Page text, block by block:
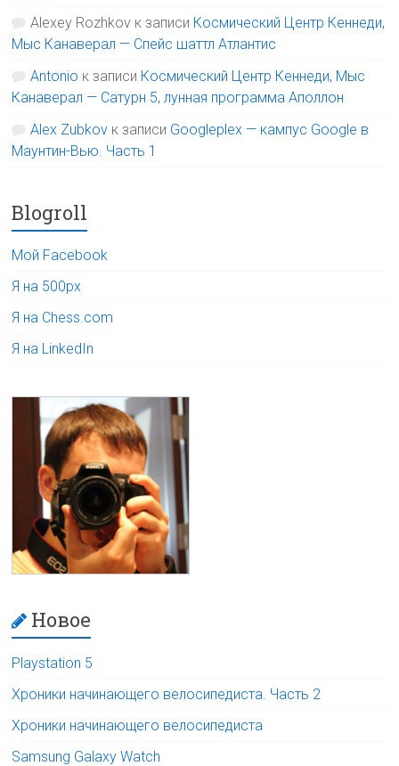
Alexey Rozhkov к записи Космический Центр Кеннеди,
Мыс Канаверал — Спейс шаттл Атлантис
Antonio к записи Космический Центр Кеннеди, Мыс
Канаверал — Сатурн 5, лунная программа Аполлон
Alex Zubkov к записи Googleplex — кампус Google в
Маунтин-Вью. Часть 1
Blogroll
Мой Facebook
Я на 500px
Я на Chess.com
Я на LinkedIn
Новое
Playstation 5
Хроники начинающего велосипедиста. Часть 2
Хроники начинающего велосипедиста
Samsung Galaxy Watch